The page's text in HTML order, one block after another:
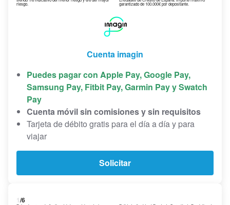
riesgo. garantizado de 100.000€ por depositante.
Cuenta imagin
Puedes pagar con Apple Pay, Google Pay,
Samsung Pay, Fitbit Pay, Garmin Pay y Swatch
Pay
Cuenta móvil sin comisiones y sin requisitos
Tarjeta de débito gratis para el día a día y para
viajar
Solicitar
1/6